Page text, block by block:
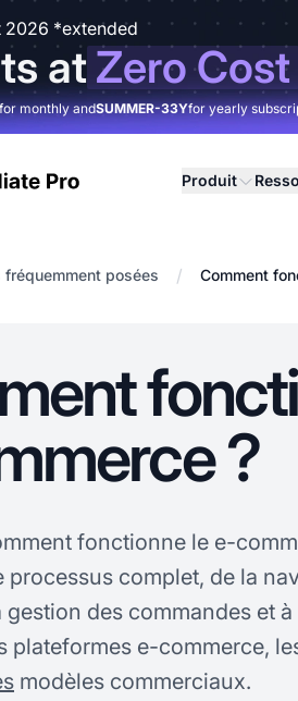
2026 *extended
atZero Cost
for monthly andSUMMER-33Yfor yearly
Produit
fréquemment posées / Comment
?
fonctionne le e-
processus complet, de la
gestion des commandes et
plateformes e-commerce,
modèles commerciaux.